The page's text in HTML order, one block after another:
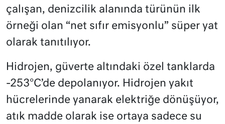
çalışan, denizcilik alanında türünün ilk
örneği olan “net sıfır emisyonlu” süper yat
olarak tanıtılıyor.
Hidrojen, güverte altındaki özel tanklarda
-253°C’de depolanıyor. Hidrojen yakıt
hücrelerinde yanarak elektriğe dönüşüyor,
atık madde olarak ise ortaya sadece su